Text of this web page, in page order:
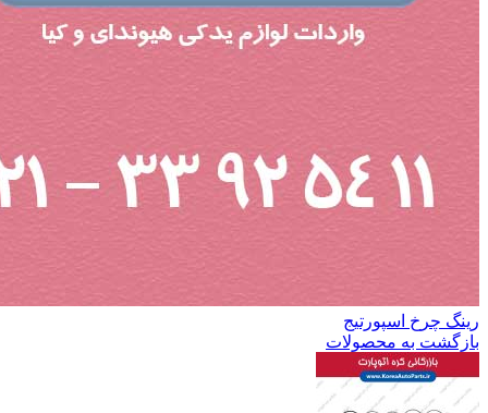
رینگ چرخ اسپورتیج
بازگشت به محصولات